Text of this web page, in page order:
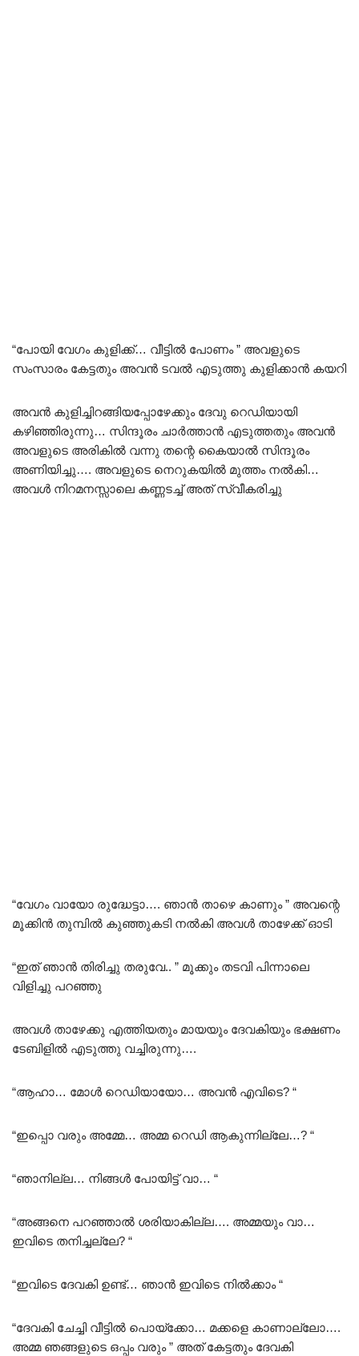
“പോയി വേഗം കുളിക്ക്… വീട്ടിൽ പോണം ” അവളുടെ
സംസാരം കേട്ടതും അവൻ ടവൽ എടുത്തു കുളിക്കാൻ കയറി
അവൻ കുളിച്ചിറങ്ങിയപ്പോഴേക്കും ദേവു റെഡിയായി
കഴിഞ്ഞിരുന്നു… സിന്ദൂരം ചാർത്താൻ എടുത്തതും അവൻ
അവളുടെ അരികിൽ വന്നു തന്റെ കൈയാൽ സിന്ദൂരം
അണിയിച്ചു…. അവളുടെ നെറുകയിൽ മുത്തം നൽകി…
അവൾ നിറമനസ്സാലെ കണ്ണടച്ച് അത് സ്വീകരിച്ചു
“വേഗം വായോ രുദ്ധേട്ടാ…. ഞാൻ താഴെ കാണും ” അവന്റെ
മൂക്കിൻ തുമ്പിൽ കുഞ്ഞുകടി നൽകി അവൾ താഴേക്ക് ഓടി
“ഇത് ഞാൻ തിരിച്ചു തരുവേ.. ” മൂക്കും തടവി പിന്നാലെ
വിളിച്ചു പറഞ്ഞു
അവൾ താഴേക്കു എത്തിയതും മായയും ദേവകിയും ഭക്ഷണം
ടേബിളിൽ എടുത്തു വച്ചിരുന്നു….
“ആഹാ… മോൾ റെഡിയായോ… അവൻ എവിടെ? “
“ഇപ്പൊ വരും അമ്മേ… അമ്മ റെഡി ആകുന്നില്ലേ…? “
“ഞാനില്ല… നിങ്ങൾ പോയിട്ട് വാ… “
“അങ്ങനെ പറഞ്ഞാൽ ശരിയാകില്ല…. അമ്മയും വാ…
ഇവിടെ തനിച്ചല്ലേ? “
“ഇവിടെ ദേവകി ഉണ്ട്… ഞാൻ ഇവിടെ നിൽക്കാം “
“ദേവകി ചേച്ചി വീട്ടിൽ പൊയ്ക്കോ… മക്കളെ കാണാല്ലോ….
അമ്മ ഞങ്ങളുടെ ഒപ്പം വരും ” അത് കേട്ടതും ദേവകി